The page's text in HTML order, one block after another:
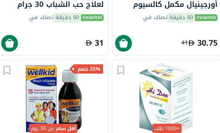
أورجينيال مكمل كالسيوم
سائل بنكهة البرتقال، لقوة
العظام 200 مل60 دقيقة تصلك في
30.75
41
لعلاج حب الشباب 30 جرام
60 دقيقة تصلك في
31
+1000 طلب
25% خصم
أقل سعرمن 30 يوم